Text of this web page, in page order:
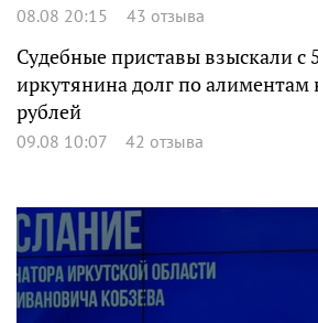
08.08 20:15 43 отзыва
Судебные приставы взыскали с
иркутянина долг по алиментам
рублей
09.08 10:07 42 отзыва